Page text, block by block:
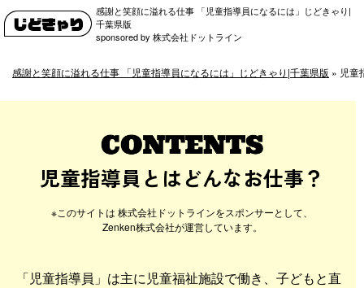
感謝と笑顔に溢れる仕事 「児童指導員になるには」じどきゃり|
千葉県版
sponsored by 株式会社ドットライン
感謝と笑顔に溢れる仕事 「児童指導員になるには」じどきゃり|千葉県版 » 児童
児童指導員とはどんなお仕事？
「児童指導員」は主に児童福祉施設で働き、子どもと直